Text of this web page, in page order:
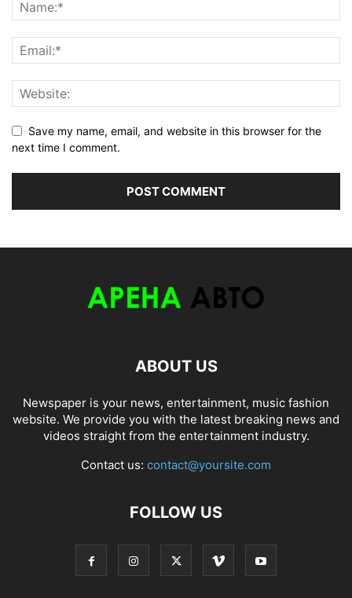
Save my name, email, and website in this browser for the
next time I comment.
ABOUT US
Newspaper is your news, entertainment, music fashion
website. We provide you with the latest breaking news and
videos straight from the entertainment industry.
Contact us: contact@yoursite.com
FOLLOW US